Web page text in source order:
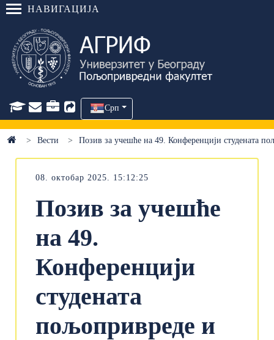
НАВИГАЦИЈА
Срп
Вести Позив за учешће на 49. Конференцији студената
08. октобар 2025. 15:12:25
Позив за учешће
на 49.
Конференцији
студената
пољопривреде и